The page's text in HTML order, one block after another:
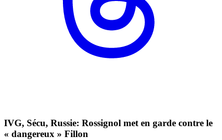
IVG, Sécu, Russie: Rossignol met en garde contre le
« dangereux » Fillon